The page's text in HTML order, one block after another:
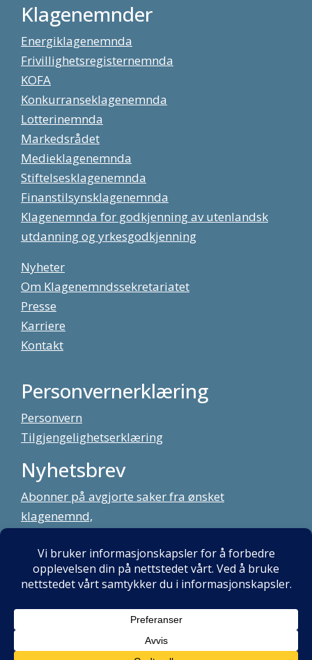
Klagenemnder
Energiklagenemnda
Frivillighetsregisternemnda
KOFA
Konkurranseklagenemnda
Lotterinemnda
Markedsrådet
Medieklagenemnda
Stiftelsesklagenemnda
Finanstilsynsklagenemnda
Klagenemnda for godkjenning av utenlandsk
utdanning og yrkesgodkjenning
Nyheter
Om Klagenemndssekretariatet
Presse
Karriere
Kontakt
Personvernerklæring
Personvern
Tilgjengelighetserklæring
Nyhetsbrev
Abonner på avgjorte saker fra ønsket
klagenemnd,